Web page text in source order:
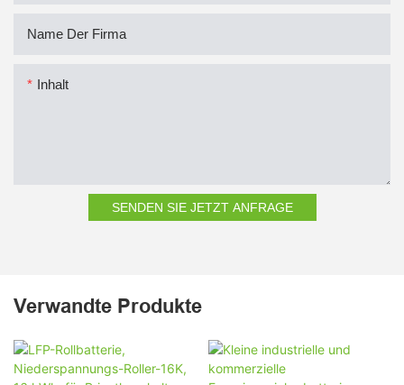
Name Der Firma
Inhalt
SENDEN SIE JETZT ANFRAGE
Verwandte Produkte